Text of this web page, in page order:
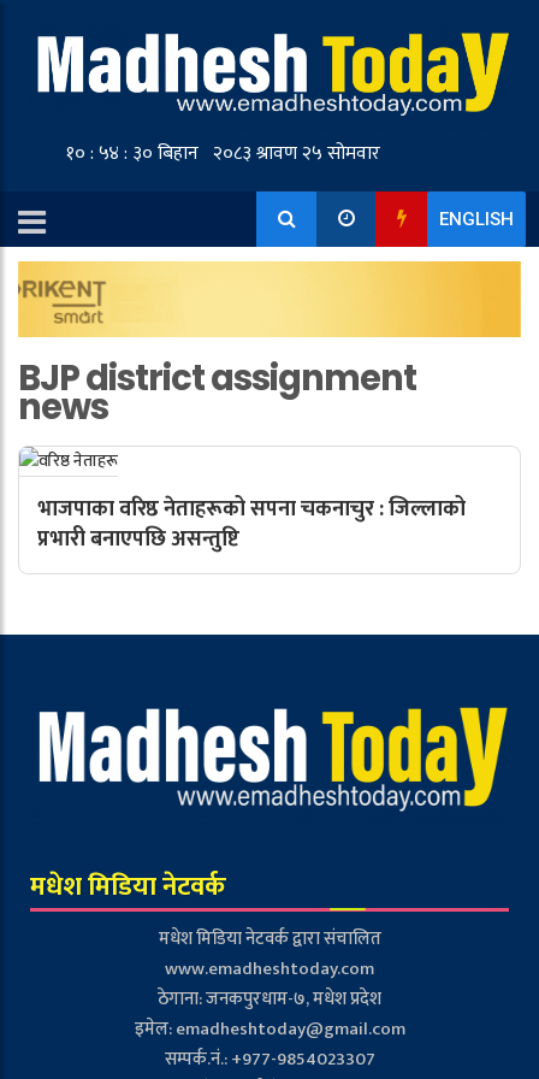
ENGLISH
BJP district assignment
news
भाजपाका वरिष्ठ नेताहरूको सपना चकनाचुर : जिल्लाको
प्रभारी बनाएपछि असन्तुष्टि
मधेश मिडिया नेटवर्क
मधेश मिडिया नेटवर्क द्वारा संचालित
www.emadheshtoday.com
ठेगाना: जनकपुरधाम-७, मधेश प्रदेश
इमेल:emadheshtoday@gmail.com
सम्पर्क.नं.: +977-9854023307